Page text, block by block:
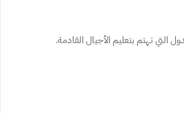
التي تهتم بتعليم الأجيال القادمة.